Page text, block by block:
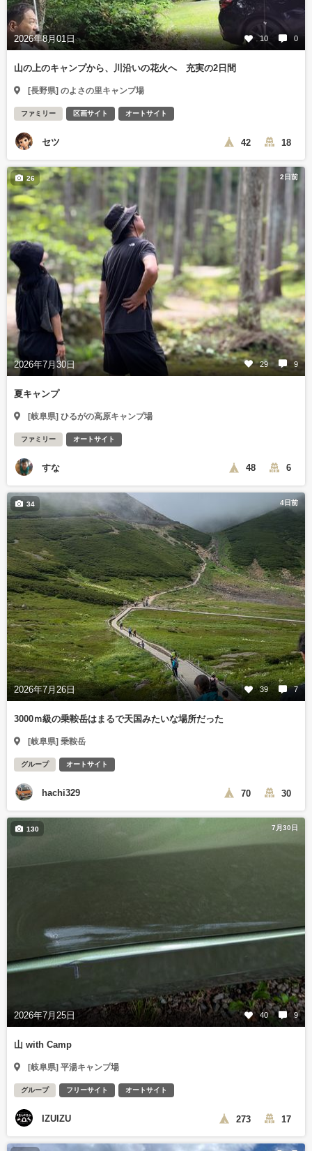
2026年8月01日 10 0
山の上のキャンプから、川沿いの花火へ 充実の2日間
[長野県] のよさの里キャンプ場
ファミリー 区画サイト オートサイト
セツ 42 18
2日前
2026年7月30日 29 9
26
夏キャンプ
[岐阜県] ひるがの高原キャンプ場
ファミリー オートサイト
すな 48 6
4日前
2026年7月26日 39 7
34
3000ｍ級の乗鞍岳はまるで天国みたいな場所だった
[岐阜県] 乗鞍岳
グループ オートサイト
hachi329 70 30
7月30日
2026年7月25日 40 9
130
山 with Camp
[岐阜県] 平湯キャンプ場
グループ フリーサイト オートサイト
IZUIZU 273 17